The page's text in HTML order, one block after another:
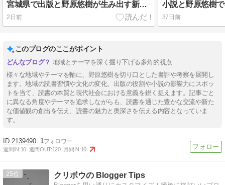
宮城県で出版と野原悠樹が生み出す新たな知識の広がり
2日前 37日前
このブログのここがポイント
地域とテーマを深く掘り下げる多角的視点
様々な地域やテーマを軸に、野原悠樹を切り口とした書評や考察を展開し
ます。地域の読書習慣や文化の変化、出版の役割や小説の影響力にスポッ
トを当て、読書の本質と現代社会における意義を鋭く捉えます。記事ごと
に異なる角度やテーマを追求しながらも、読書を通じた豊かな交流や新た
な価値観の創出を伝え、読書の魅力と奥深さを伝える内容となっていま
す。
2139490 1
週間IN:10 週間OUT:120 月間IN:10
25 クリボウの Blogger Tips